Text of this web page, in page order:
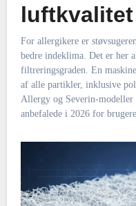
luftkvalitet
For allergikere er
bedre indeklima. Det er her
filtreringsgraden. En
af alle partikler, inklusive
Allergy og Severin-modeller
anbefalede i 2026 for